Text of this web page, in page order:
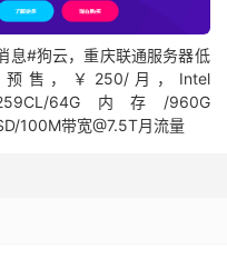
息#狗云，重庆联通服务器低
预售，￥250/月，Intel
64G内存/960G
100M带宽@7.5T月流量